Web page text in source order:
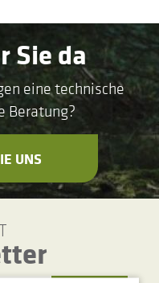
Sie da
eine technische
Beratung?
UNS